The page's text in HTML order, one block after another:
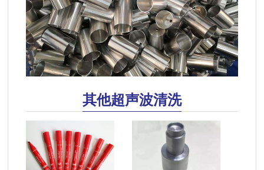
其他超声波清洗